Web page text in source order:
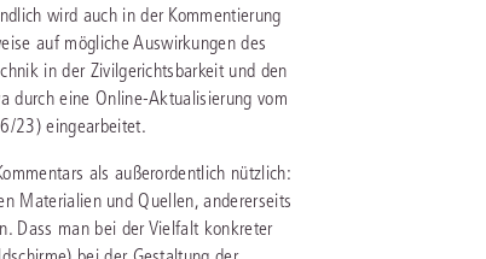
wird auch in der Kommentierung
auf mögliche Auswirkungen des
in der Zivilgerichtsbarkeit und den
durch eine Online-Aktualisierung vom
23) eingearbeitet.
als außerordentlich nützlich:
Materialien und Quellen, andererseits
Dass man bei der Vielfalt konkreter